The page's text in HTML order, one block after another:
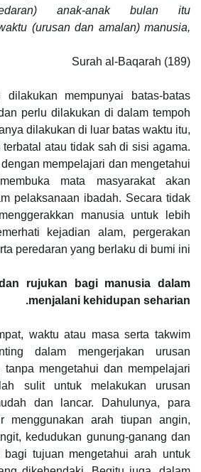
anak-anak bulan itu
(urusan dan amalan) manusia,
Surah al-Baqarah (189)
mempunyai batas-batas
perlu dilakukan di dalam tempoh
dilakukan di luar batas waktu itu,
atau tidak sah di sisi agama.
mempelajari dan mengetahui
mata masyarakat akan
pelaksanaan ibadah. Secara tidak
manusia untuk lebih
kejadian alam, pergerakan
peredaran yang berlaku di bumi ini.
rujukan bagi manusia dalam
menjalani kehidupan seharian.
waktu atau masa serta takwim
dalam mengerjakan urusan
mengetahui dan mempelajari
sulit untuk melakukan urusan
dan lancar. Dahulunya, para
menggunakan arah tiupan angin,
kedudukan gunung-ganang dan
bagi tujuan mengetahui arah untuk